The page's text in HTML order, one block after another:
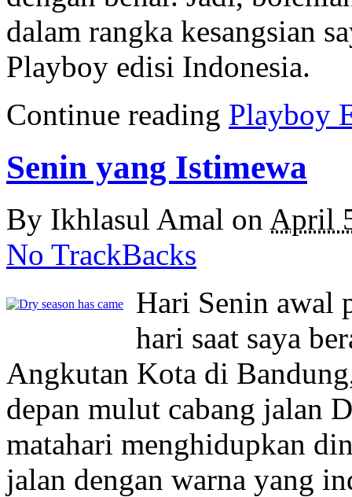
dalam rangka kesangsian
Playboy edisi Indonesia.
Continue reading Playboy
Senin yang Istimewa
By Ikhlasul Amal on April
No TrackBacks
Hari Senin awal
hari saat saya
Angkutan Kota di
depan mulut cabang jalan
matahari menghidupkan
jalan dengan warna yang